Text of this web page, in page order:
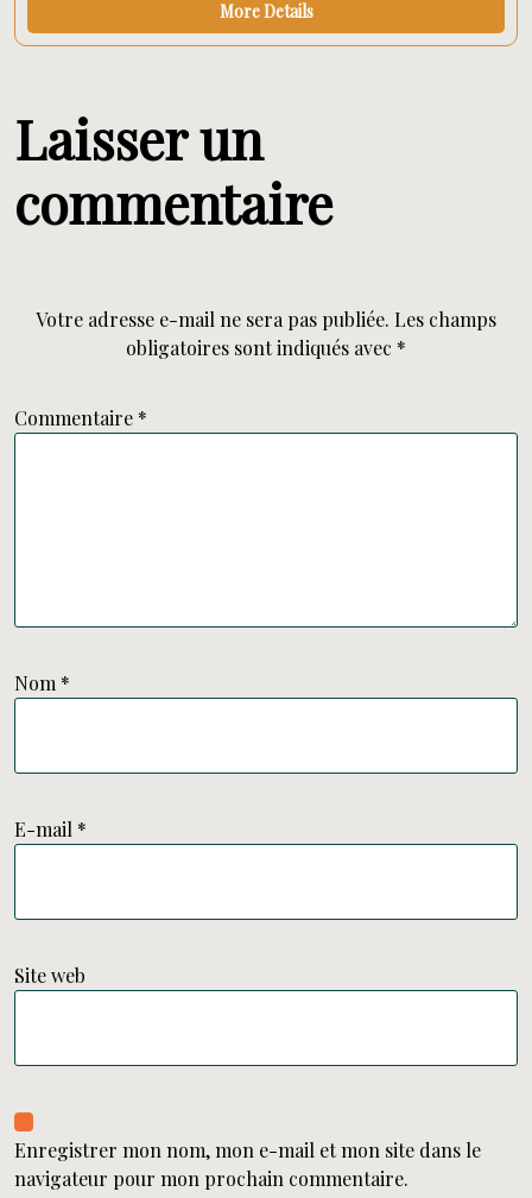
More Details
Laisser un
commentaire
Votre adresse e-mail ne sera pas publiée. Les champs
obligatoires sont indiqués avec *
Commentaire *
Nom *
E-mail *
Site web
Enregistrer mon nom, mon e-mail et mon site dans le
navigateur pour mon prochain commentaire.